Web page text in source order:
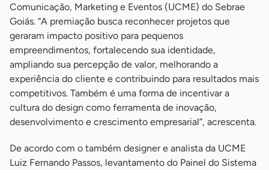
Comunicação, Marketing e Eventos (UCME) do Sebrae
Goiás. “A premiação busca reconhecer projetos que
geraram impacto positivo para pequenos
empreendimentos, fortalecendo sua identidade,
ampliando sua percepção de valor, melhorando a
experiência do cliente e contribuindo para resultados mais
competitivos. Também é uma forma de incentivar a
cultura do design como ferramenta de inovação,
desenvolvimento e crescimento empresarial”, acrescenta.
De acordo com o também designer e analista da UCME
Luiz Fernando Passos, levantamento do Painel do Sistema